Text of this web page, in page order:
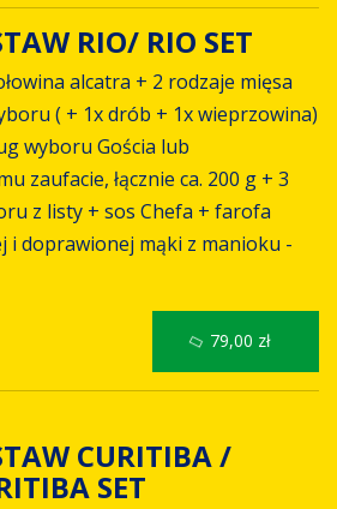
RIO/ RIO SET
alcatra + 2 rodzaje mięsa
( + 1x drób + 1x wieprzowina)
wyboru Gościa lub
zaufacie, łącznie ca. 200 g + 3
z listy + sos Chefa + farofa
i doprawionej mąki z manioku -
CURITIBA /
SET